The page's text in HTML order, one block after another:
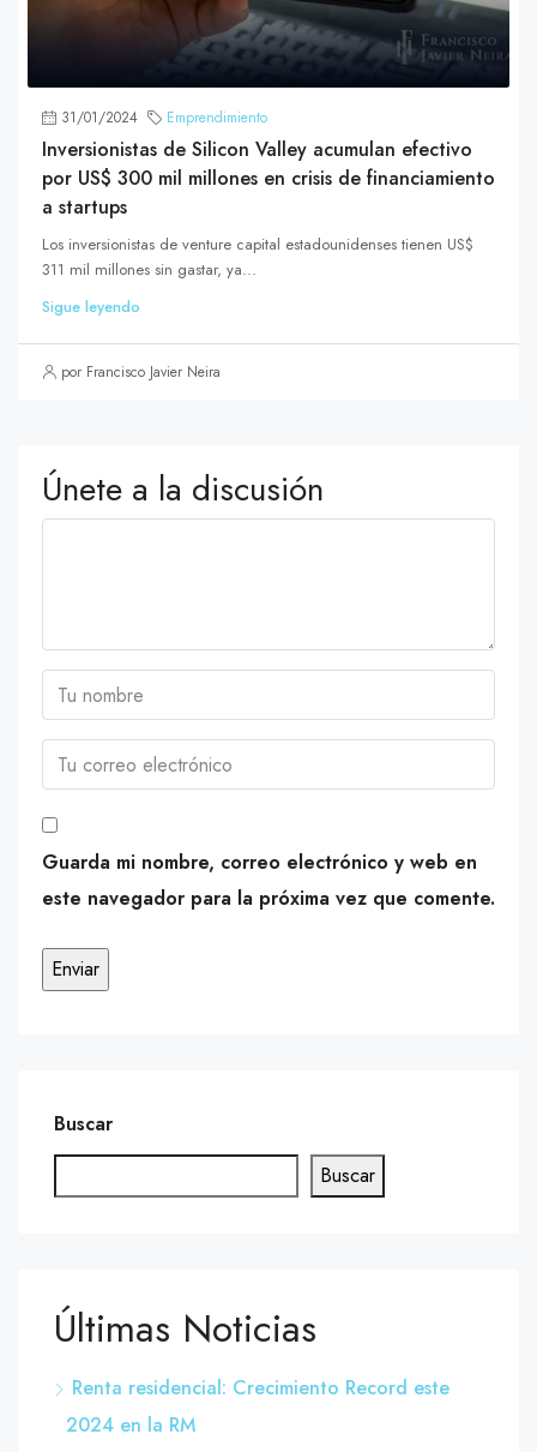
31/01/2024 Emprendimiento
Inversionistas de Silicon Valley acumulan efectivo
por US$ 300 mil millones en crisis de financiamiento
a startups
Los inversionistas de venture capital estadounidenses tienen US$
311 mil millones sin gastar, ya...
Sigue leyendo
por Francisco Javier Neira
Únete a la discusión
Guarda mi nombre, correo electrónico y web en
este navegador para la próxima vez que comente.
Buscar
Buscar
Últimas Noticias
Renta residencial: Crecimiento Record este
2024 en la RM